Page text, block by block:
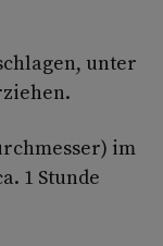
unter
im
1 Stunde